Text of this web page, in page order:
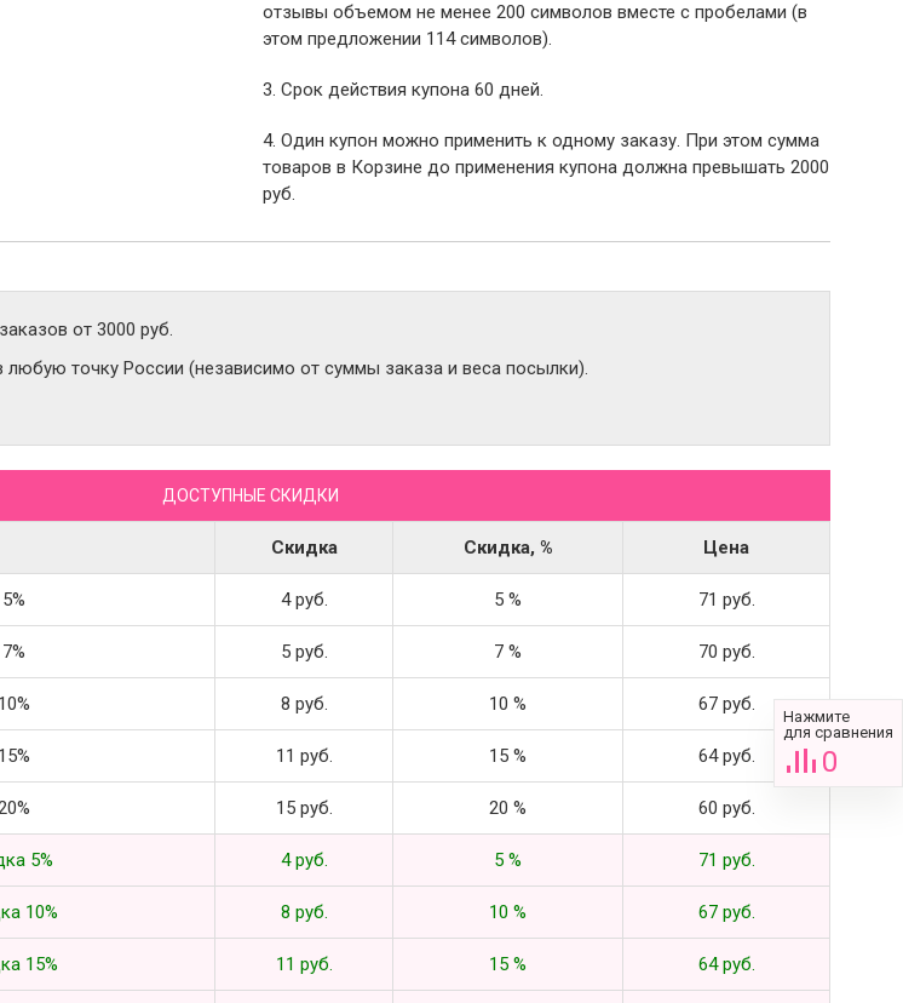
отзывы объемом не менее 200 символов вместе с пробелами (в
этом предложении 114 символов).
3. Срок действия купона 60 дней.
4. Один купон можно применить к одному заказу. При этом сумма
товаров в Корзине до применения купона должна превышать 2000
руб.
от 3000 руб.
любую точку России (независимо от суммы заказа и веса посылки).
ДОСТУПНЫЕ СКИДКИ
Скидка Скидка, % Цена
4 руб. 5 % 71 руб.
5 руб. 7 % 70 руб.
8 руб. 10 % 67 руб.
11 руб. 15 % 64 руб.
15 руб. 20 % 60 руб.
5% 4 руб. 5 % 71 руб.
10% 8 руб. 10 % 67 руб.
15% 11 руб. 15 % 64 руб.
Нажмите
для сравнения
0